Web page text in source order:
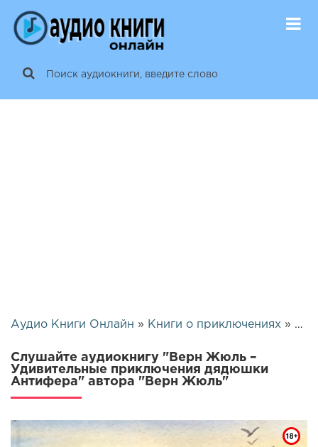
Аудио Книги Онлайн » Книги о приключениях » Верн Жюль – Удивительные приключения дядюшки Антифера | 26444
Слушайте аудиокнигу "Верн Жюль –
Удивительные приключения дядюшки
Антифера" автора "Верн Жюль"